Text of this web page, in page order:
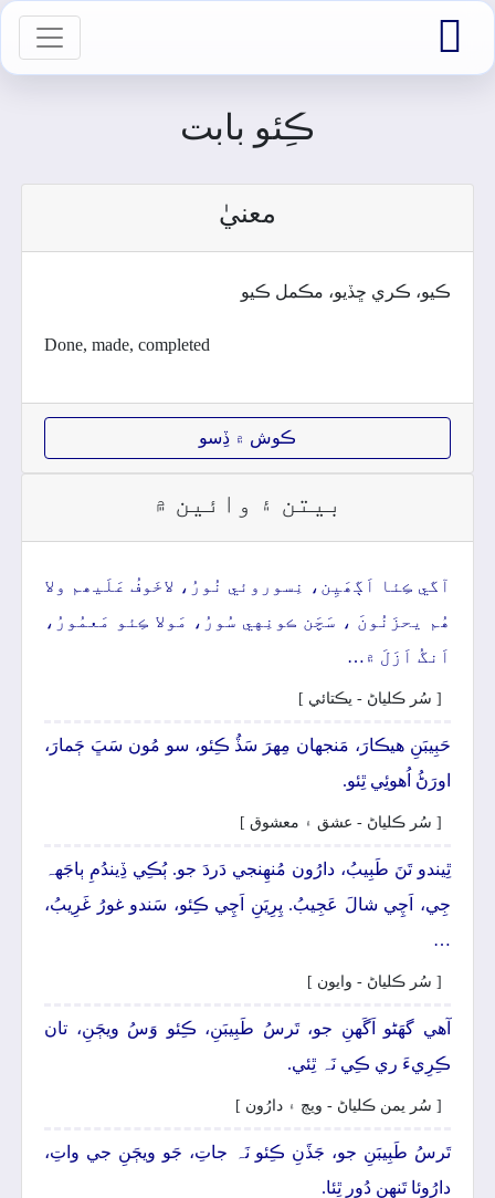

ڪِئو بابت
معنيٰ
ڪيو، ڪري ڇڏيو، مڪمل ڪيو
Done, made, completed
ڪوش ۾ ڏِسو
بيتن ۽ وائين ۾
آگي ڪِئا اَڳھَيِن، نِسوروئي نُورُ، لاخَوفُ عَلَيھم ولا
ھُم يحزَنُونَ ، سَچَن ڪونِهي سُورُ، مَولا ڪِئو مَعمُورُ،
اَنگُ اَزَلَ ۾…
[ سُر ڪلياڻ - يڪتائي ]
حَبِيبَنِ ھيڪارَ، مَنجهان مِھرَ سَڏُ ڪِئو، سو مُون سَڀَ ڄَمارَ،
اورَڻُ اُھوئِي ٿِئو.
[ سُر ڪلياڻ - عشق ۽ معشوق ]
ٿِيندو تَنَ طَبِيبُ، دارُون مُنھِنجي دَردَ جو. ٻُڪِي ڏِيندُمِ ٻاجَهہ
جِي، اَچِي شالَ عَجِيبُ. پِرِيَنِ اَچِي ڪِئو، سَندو غورُ غَرِيبُ،
…
[ سُر ڪلياڻ - وايون ]
آھي گهَڻو اَگَهنِ جو، تَرسُ طَبِيبَنِ، ڪِئو وَسُ ويڄَنِ، تان
ڪِرِيءَ ري ڪِي نَہ ٿِئي.
[ سُر يمن ڪلياڻ - ويڄ ۽ دارُون ]
تَرسُ طَبِيبَنِ جو، جَڏَنِ ڪِئو نَہ جاتِ، جَو ويڄَنِ جي واتِ،
دارُوئا تَنھِن دُورِ ٿِئا.